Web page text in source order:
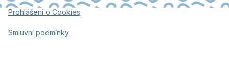
Prohlášení o Cookies
Smluvní podmínky